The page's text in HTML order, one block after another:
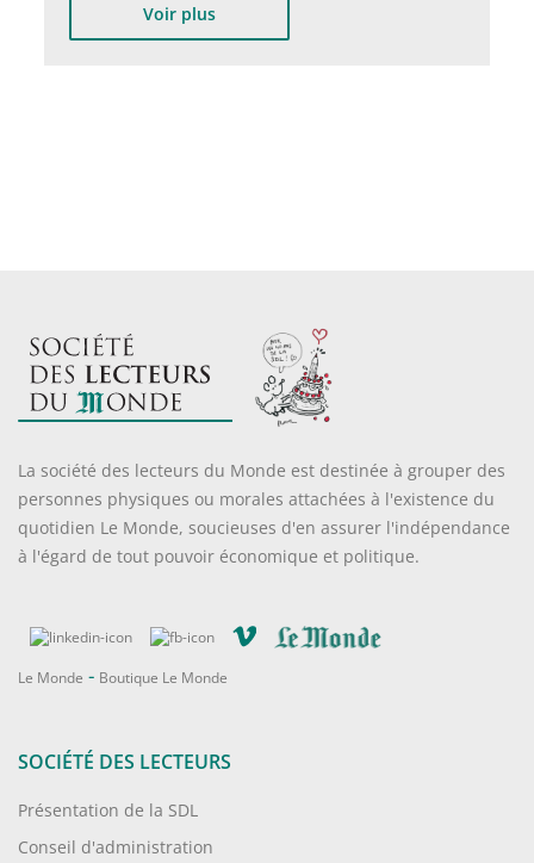
Voir plus
La société des lecteurs du Monde est destinée à grouper des
personnes physiques ou morales attachées à l'existence du
quotidien Le Monde, soucieuses d'en assurer l'indépendance
à l'égard de tout pouvoir économique et politique.
Le Monde - Boutique Le Monde
SOCIÉTÉ DES LECTEURS
Présentation de la SDL
Conseil d'administration